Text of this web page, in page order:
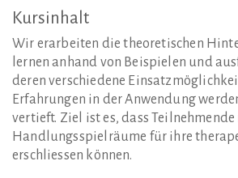
Kursinhalt
Wir erarbeiten die theoretischen
lernen anhand von Beispielen und
deren verschiedene
Erfahrungen in der Anwendung
vertieft. Ziel ist es, dass Teilnehmende
Handlungsspielräume für ihre
erschliessen können.